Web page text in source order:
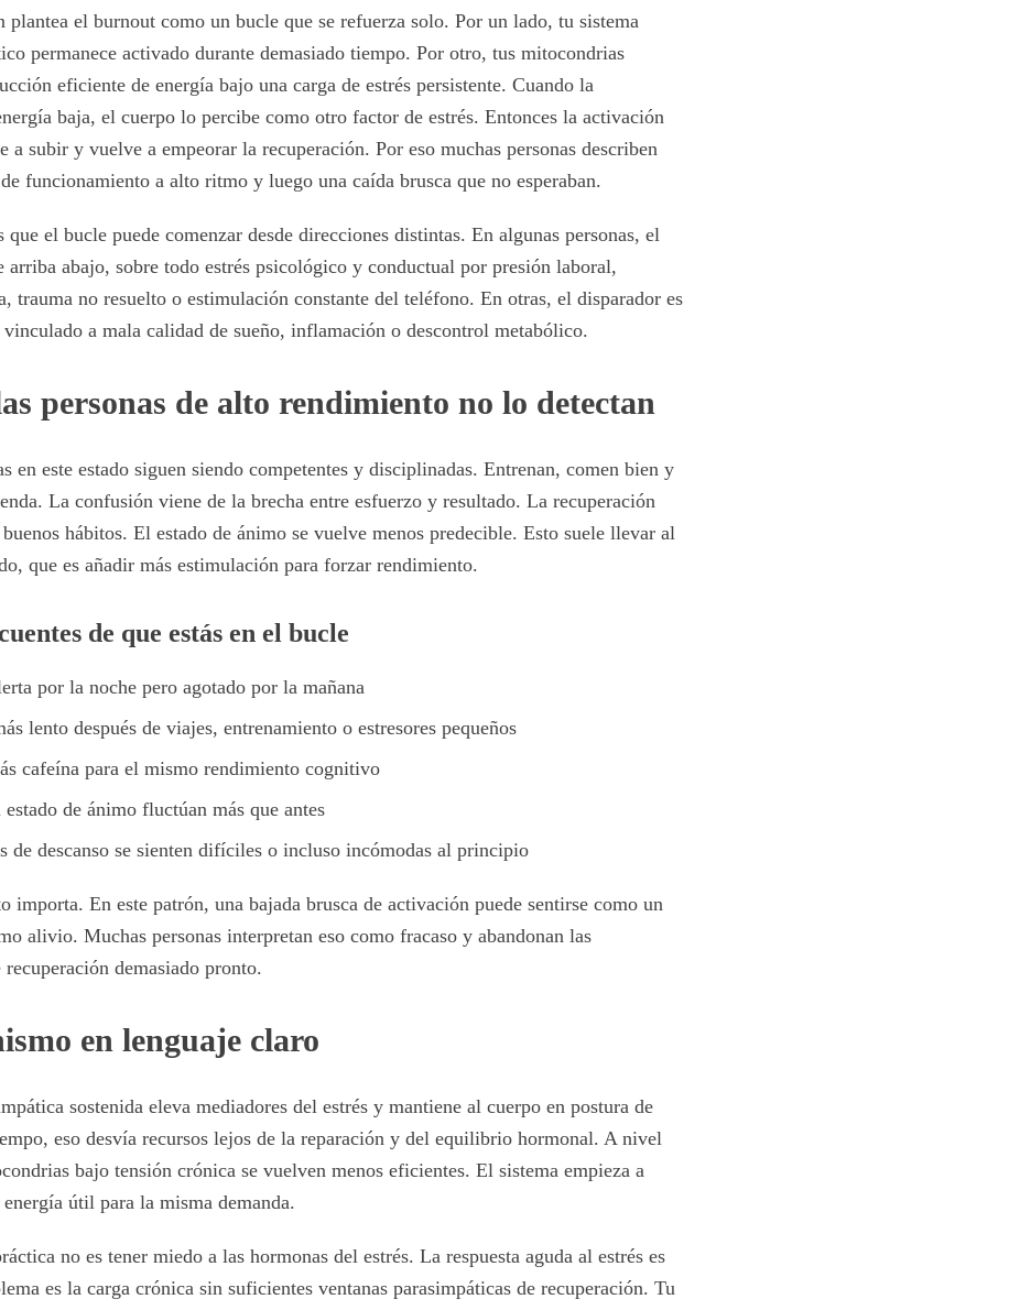
plantea el burnout como un bucle que se refuerza solo. Por un lado, tu sistema
permanece activado durante demasiado tiempo. Por otro, tus mitocondrias
eficiente de energía bajo una carga de estrés persistente. Cuando la
baja, el cuerpo lo percibe como otro factor de estrés. Entonces la activación
a subir y vuelve a empeorar la recuperación. Por eso muchas personas describen
funcionamiento a alto ritmo y luego una caída brusca que no esperaban.
el bucle puede comenzar desde direcciones distintas. En algunas personas, el
arriba abajo, sobre todo estrés psicológico y conductual por presión laboral,
trauma no resuelto o estimulación constante del teléfono. En otras, el disparador es
a mala calidad de sueño, inflamación o descontrol metabólico.
personas de alto rendimiento no lo detectan
en este estado siguen siendo competentes y disciplinadas. Entrenan, comen bien y
La confusión viene de la brecha entre esfuerzo y resultado. La recuperación
buenos hábitos. El estado de ánimo se vuelve menos predecible. Esto suele llevar al
que es añadir más estimulación para forzar rendimiento.
de que estás en el bucle
por la noche pero agotado por la mañana
lento después de viajes, entrenamiento o estresores pequeños
cafeína para el mismo rendimiento cognitivo
de ánimo fluctúan más que antes
de descanso se sienten difíciles o incluso incómodas al principio
importa. En este patrón, una bajada brusca de activación puede sentirse como un
alivio. Muchas personas interpretan eso como fracaso y abandonan las
recuperación demasiado pronto.
en lenguaje claro
sostenida eleva mediadores del estrés y mantiene al cuerpo en postura de
eso desvía recursos lejos de la reparación y del equilibrio hormonal. A nivel
bajo tensión crónica se vuelven menos eficientes. El sistema empieza a
útil para la misma demanda.
no es tener miedo a las hormonas del estrés. La respuesta aguda al estrés es
es la carga crónica sin suficientes ventanas parasimpáticas de recuperación. Tu